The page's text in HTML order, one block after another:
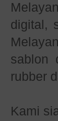
digital,
sablon
rubber
Kami